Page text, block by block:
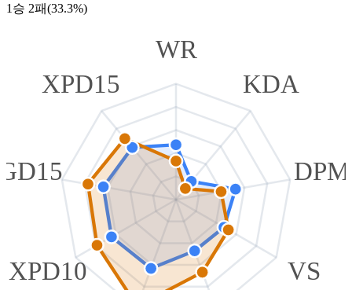
1승 2패(33.3%)
WR
KDA
DPM
VS
XPD10
XPD15